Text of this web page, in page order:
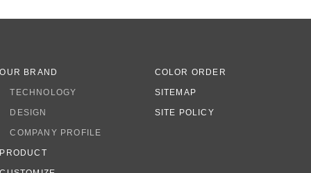
OUR BRAND
TECHNOLOGY
DESIGN
COMPANY PROFILE
PRODUCT
COLOR ORDER
SITEMAP
SITE POLICY